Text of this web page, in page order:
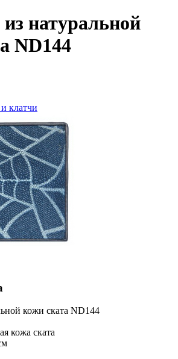
натуральной
ND144
клатчи
кожи ската ND144
кожа ската